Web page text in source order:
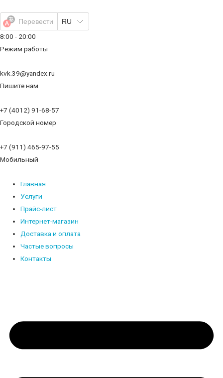
содержимому
Перевести
RU
8:00 - 20:00
Режим работы
kvk.39@yandex.ru
Пишите нам
+7 (4012) 91-68-57
Городской номер
+7 (911) 465-97-55
Мобильный
Главная
Услуги
Прайс-лист
Интернет-магазин
Доставка и оплата
Частые вопросы
Контакты